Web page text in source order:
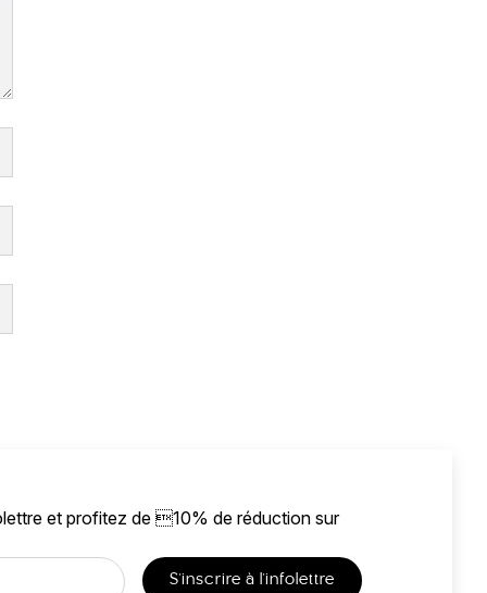
et profitez de 10% de réduction sur
S'inscrire à l'infolettre